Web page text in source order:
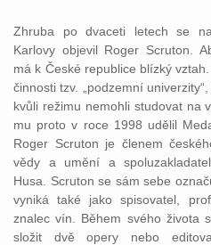
Zhruba po dvaceti letech se
Karlovy objevil Roger Scruton.
má k České republice blízký
činnosti tzv. „podzemní
kvůli režimu nemohli studovat na
mu proto v roce 1998 udělil
Roger Scruton je členem
vědy a umění a
Husa. Scruton se sám sebe
vyniká také jako spisovatel,
znalec vín. Během svého života
složit dvě opery nebo